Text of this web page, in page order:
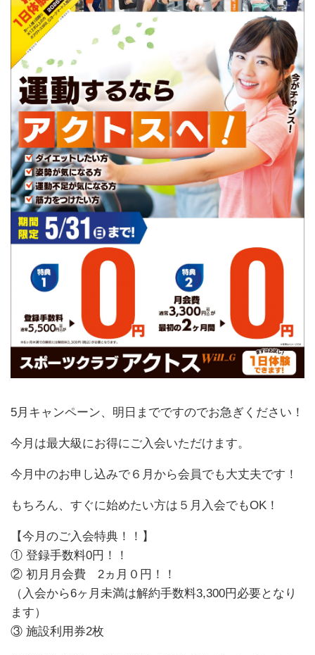
5月キャンペーン、明日までですのでお急ぎください！
今月は最大級にお得にご入会いただけます。
今月中のお申し込みで６月から会員でも大丈夫です！
もちろん、すぐに始めたい方は５月入会でもOK！
【今月のご入会特典！！】
① 登録手数料0円！！
② 初月月会費 2ヵ月０円！！
（入会から6ヶ月未満は解約手数料3,300円必要となり
ます）
③ 施設利用券2枚